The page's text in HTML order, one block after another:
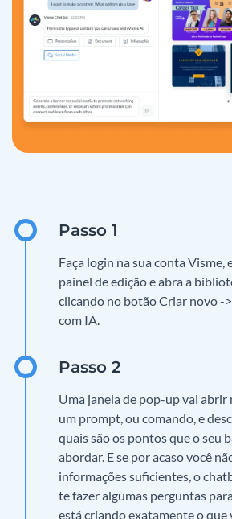
Faça login na sua conta Visme,
painel de edição e abra a
clicando no botão Criar novo -
com IA.
Uma janela de pop-up vai abrir
um prompt, ou comando, e
quais são os pontos que o seu
abordar. E se por acaso você
informações suficientes, o
te fazer algumas perguntas
está criando exatamente o que